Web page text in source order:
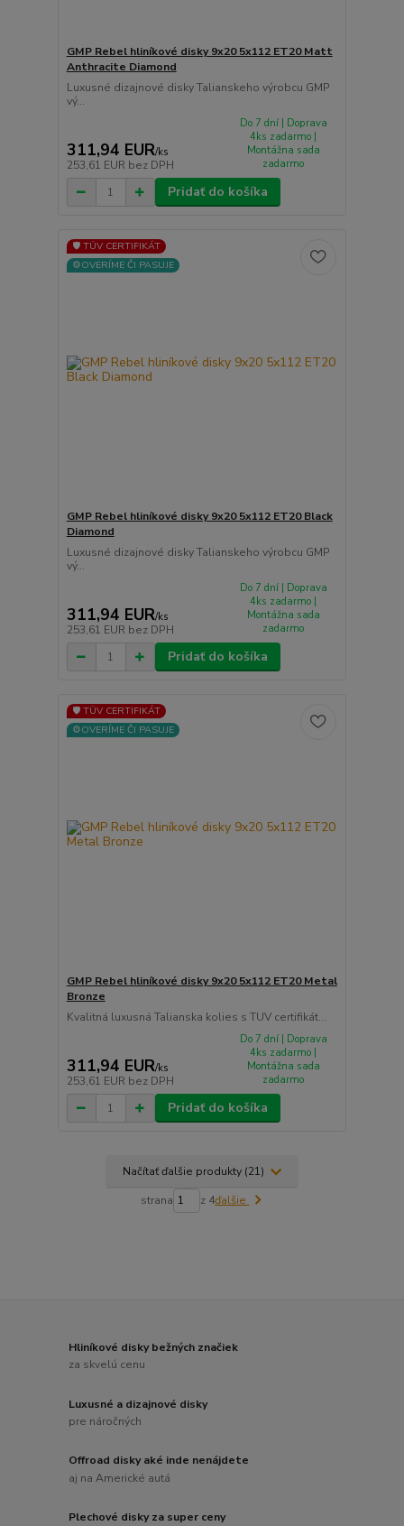
GMP Rebel hliníkové disky 9x20 5x112 ET20 Matt
Anthracite Diamond
Luxusné dizajnové disky Talianskeho výrobcu GMP
vý...
311,94 EUR/ks
253,61 EUR bez DPH
Do 7 dní | Doprava
4ks zadarmo |
Montážna sada
zadarmo
Pridať do košíka
🛡️ TÜV CERTIFIKÁT
⚙️OVERÍME ČI PASUJE
GMP Rebel hliníkové disky 9x20 5x112 ET20 Black
Diamond
Luxusné dizajnové disky Talianskeho výrobcu GMP
vý...
311,94 EUR/ks
253,61 EUR bez DPH
Do 7 dní | Doprava
4ks zadarmo |
Montážna sada
zadarmo
Pridať do košíka
🛡️ TÜV CERTIFIKÁT
⚙️OVERÍME ČI PASUJE
GMP Rebel hliníkové disky 9x20 5x112 ET20 Metal
Bronze
Kvalitná luxusná Talianska kolies s TUV certifikát...
311,94 EUR/ks
253,61 EUR bez DPH
Do 7 dní | Doprava
4ks zadarmo |
Montážna sada
zadarmo
Pridať do košíka
Načítať ďalšie produkty (21)
strana z 4ďalšie
Hliníkové disky bežných značiek
za skvelú cenu
Luxusné a dizajnové disky
pre náročných
Offroad disky aké inde nenájdete
aj na Americké autá
Plechové disky za super ceny